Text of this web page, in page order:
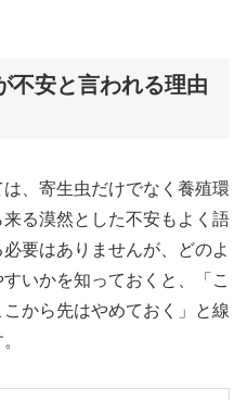
不安と言われる理由
、寄生虫だけでなく養殖環
る漠然とした不安もよく語
要はありませんが、どのよ
いかを知っておくと、「こ
から先はやめておく」と線